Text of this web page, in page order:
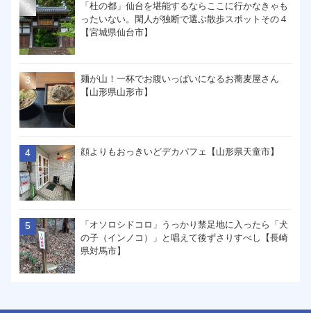
「杜の都」仙台を堪能するならここに行かなきゃも
ったいない。閑人が独断で選ぶ散歩スポットその４
【宮城県仙台市】
麺が山！一杯でお腹いっぱいになるお蕎麦屋さん
【山形県山形市】
顔よりもおっきいどデカパフェ【山形県天童市】
「オソロシドコロ」うっかり禁足地に入ったら「犬
の子（インノコ）」と唱えて後ずさりすべし【長崎
県対馬市】